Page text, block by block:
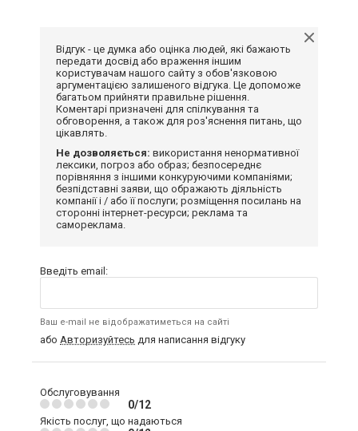
Відгук - це думка або оцінка людей, які бажають
передати досвід або враження іншим
користувачам нашого сайту з обов'язковою
аргументацією залишеного відгука. Це допоможе
багатьом прийняти правильне рішення.
Коментарі призначені для спілкування та
обговорення, а також для роз'яснення питань, що
цікавлять.
Не дозволяється: використання ненормативної
лексики, погроз або образ; безпосереднє
порівняння з іншими конкуруючими компаніями;
безпідставні заяви, що ображають діяльність
компанії і / або її послуги; розміщення посилань на
сторонні інтернет-ресурси; реклама та
самореклама.
Введіть email:
Ваш e-mail не відображатиметься на сайті
або Авторизуйтесь для написання відгуку
Обслуговування
0/12
Якість послуг, що надаються